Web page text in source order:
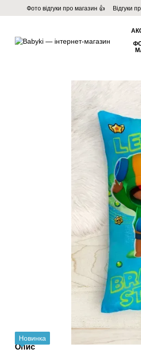
Перейти до основного контенту
Фото відгуки про магазин 👍 Відгуки
Угода користувача
Договір
Новинка
Опис